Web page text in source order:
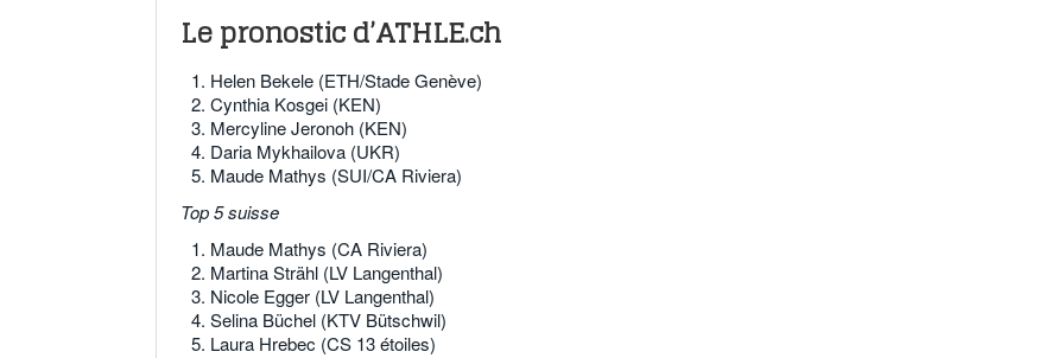
Le pronostic d’ATHLE.ch
Helen Bekele (ETH/Stade Genève)
Cynthia Kosgei (KEN)
Mercyline Jeronoh (KEN)
Daria Mykhailova (UKR)
Maude Mathys (SUI/CA Riviera)
Top 5 suisse
Maude Mathys (CA Riviera)
Martina Strähl (LV Langenthal)
Nicole Egger (LV Langenthal)
Selina Büchel (KTV Bütschwil)
Laura Hrebec (CS 13 étoiles)